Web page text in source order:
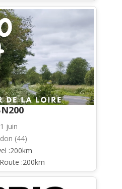
1 juin
(44)
:200km
:200km